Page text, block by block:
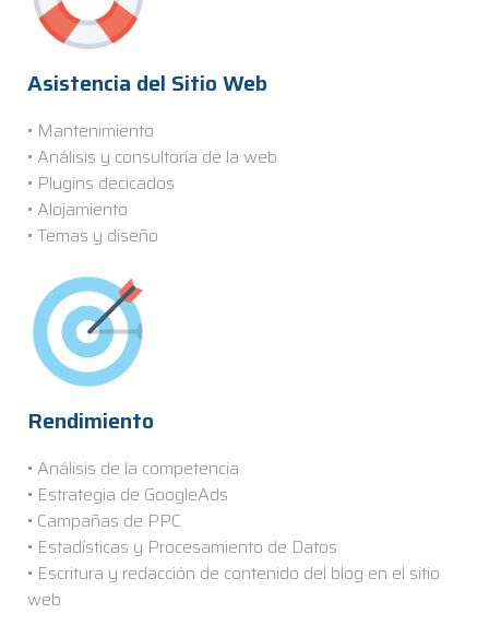
Asistencia del Sitio Web
• Mantenimiento
• Análisis y consultoría de la web
• Plugins decicados
• Alojamiento
• Temas y diseño
Rendimiento
• Análisis de la competencia
• Estrategia de GoogleAds
• Campañas de PPC
• Estadísticas y Procesamiento de Datos
• Escritura y redacción de contenido del blog en el sitio
web